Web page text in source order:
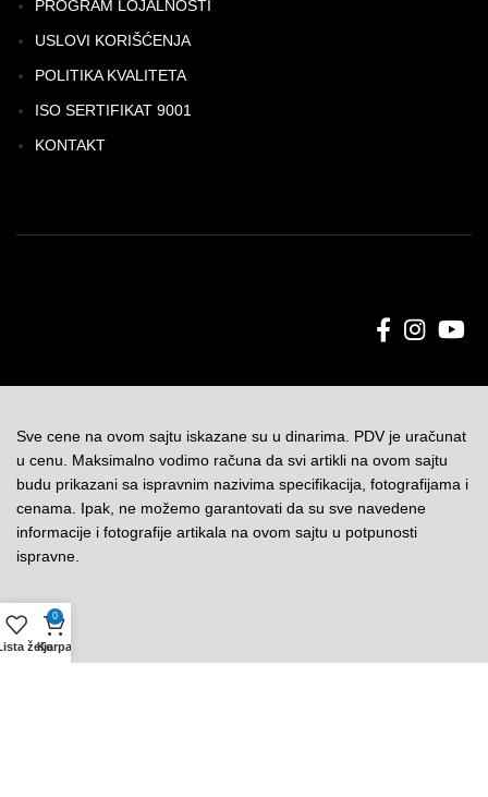
PROGRAM LOJALNOSTI
USLOVI KORIŠĆENJA
POLITIKA KVALITETA
ISO SERTIFIKAT 9001
KONTAKT
Sve cene na ovom sajtu iskazane su u dinarima. PDV je uračunat
u cenu. Maksimalno vodimo računa da svi artikli na ovom sajtu
budu prikazani sa ispravnim nazivima specifikacija, fotografijama i
cenama. Ipak, ne možemo garantovati da su sve navedene
informacije i fotografije artikala na ovom sajtu u potpunosti
ispravne.
želja
0
Korpa